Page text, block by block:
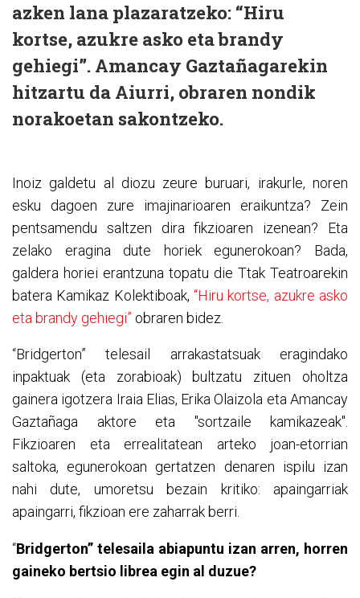
azken lana plazaratzeko: “Hiru
kortse, azukre asko eta brandy
gehiegi”. Amancay Gaztañagarekin
hitzartu da Aiurri, obraren nondik
norakoetan sakontzeko.
Inoiz galdetu al diozu zeure buruari, irakurle, noren
esku dagoen zure imajinarioaren eraikuntza? Zein
pentsamendu saltzen dira fikzioaren izenean? Eta
zelako eragina dute horiek egunerokoan? Bada,
galdera horiei erantzuna topatu die Ttak Teatroarekin
batera Kamikaz Kolektiboak, “Hiru kortse, azukre asko
eta brandy gehiegi” obraren bidez.
“Bridgerton” telesail arrakastatsuak eragindako
inpaktuak (eta zorabioak) bultzatu zituen oholtza
gainera igotzera Iraia Elias, Erika Olaizola eta Amancay
Gaztañaga aktore eta "sortzaile kamikazeak".
Fikzioaren eta errealitatean arteko joan-etorrian
saltoka, egunerokoan gertatzen denaren ispilu izan
nahi dute, umoretsu bezain kritiko: apaingarriak
apaingarri, fikzioan ere zaharrak berri.
“Bridgerton” telesaila abiapuntu izan arren, horren
gaineko bertsio librea egin al duzue?